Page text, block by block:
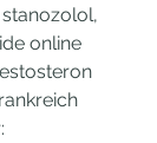
online